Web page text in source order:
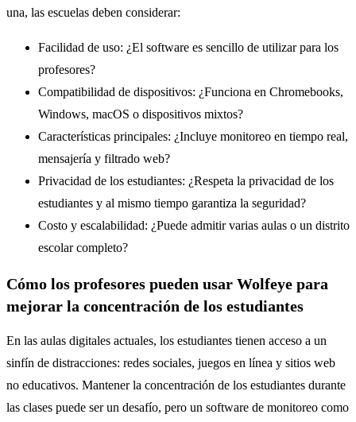
una, las escuelas deben considerar:
Facilidad de uso: ¿El software es sencillo de utilizar para los
profesores?
Compatibilidad de dispositivos: ¿Funciona en Chromebooks,
Windows, macOS o dispositivos mixtos?
Características principales: ¿Incluye monitoreo en tiempo real,
mensajería y filtrado web?
Privacidad de los estudiantes: ¿Respeta la privacidad de los
estudiantes y al mismo tiempo garantiza la seguridad?
Costo y escalabilidad: ¿Puede admitir varias aulas o un distrito
escolar completo?
Cómo los profesores pueden usar Wolfeye para
mejorar la concentración de los estudiantes
En las aulas digitales actuales, los estudiantes tienen acceso a un
sinfín de distracciones: redes sociales, juegos en línea y sitios web
no educativos. Mantener la concentración de los estudiantes durante
las clases puede ser un desafío, pero un software de monitoreo como